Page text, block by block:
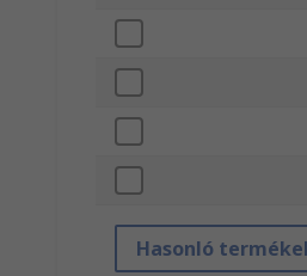
Hasonló